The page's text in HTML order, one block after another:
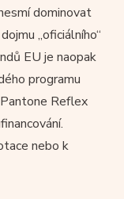
dominovat
„oficiálního“
EU je naopak
programu
Reflex
nebo k